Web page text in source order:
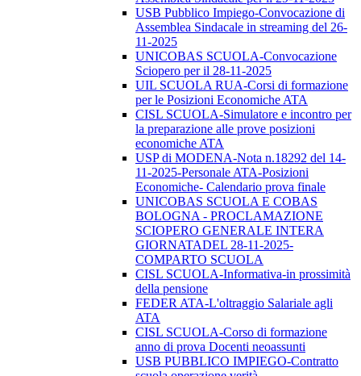
USB Pubblico Impiego-Convocazione di
Assemblea Sindacale in streaming del 26-
11-2025
UNICOBAS SCUOLA-Convocazione
Sciopero per il 28-11-2025
UIL SCUOLA RUA-Corsi di formazione
per le Posizioni Economiche ATA
CISL SCUOLA-Simulatore e incontro per
la preparazione alle prove posizioni
economiche ATA
USP di MODENA-Nota n.18292 del 14-
11-2025-Personale ATA-Posizioni
Economiche- Calendario prova finale
UNICOBAS SCUOLA E COBAS
BOLOGNA - PROCLAMAZIONE
SCIOPERO GENERALE INTERA
GIORNATADEL 28-11-2025-
COMPARTO SCUOLA
CISL SCUOLA-Informativa-in prossimità
della pensione
FEDER ATA-L'oltraggio Salariale agli
ATA
CISL SCUOLA-Corso di formazione
anno di prova Docenti neoassunti
USB PUBBLICO IMPIEGO-Contratto